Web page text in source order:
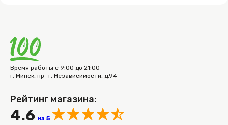
Время работы с 9:00 до 21:00
г. Минск, пр-т. Независимости, д.94
Рейтинг магазина:
4.6 из 5